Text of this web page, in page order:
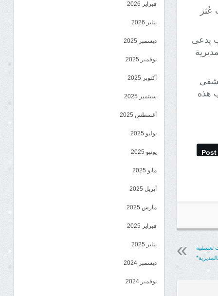
عُثر
يدعى
مديرية
هذه
Post
تعسفية
فبراير 2026
يناير 2026
ديسمبر 2025
نوفمبر 2025
أكتوبر 2025
سبتمبر 2025
أغسطس 2025
يوليو 2025
يونيو 2025
مايو 2025
أبريل 2025
مارس 2025
فبراير 2025
يناير 2025
ديسمبر 2024
نوفمبر 2024